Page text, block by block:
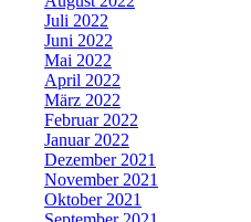
Juli 2022
Juni 2022
Mai 2022
April 2022
März 2022
Februar 2022
Januar 2022
Dezember 2021
November 2021
Oktober 2021